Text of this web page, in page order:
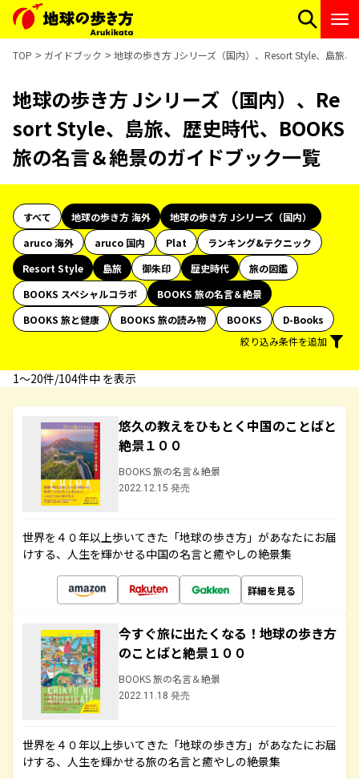
TOP ガイドブック 地球の歩き方 Jシリーズ（国内）、Resort Style、島旅
地球の歩き方 Jシリーズ（国内）、Re
sort Style、島旅、歴史時代、BOOKS
旅の名言＆絶景のガイドブック一覧
すべて 地球の歩き方 海外
地球の歩き方 Jシリーズ（国内）
aruco 海外
aruco 国内 Plat
ランキング&テクニック
Resort Style
島旅 御朱印 歴史時代
旅の図鑑
BOOKS スペシャルコラボ
BOOKS 旅の名言＆絶景
BOOKS 旅と健康
BOOKS 旅の読み物 BOOKS
D-Books
絞り込み条件を追加
1〜20件/104件中 を表示
悠久の教えをひもとく中国のことばと
絶景１００
BOOKS 旅の名言＆絶景
2022.12.15 発売
世界を４０年以上歩いてきた「地球の歩き方」があなたにお届
けする、人生を輝かせる中国の名言と癒やしの絶景集
詳細を見る
今すぐ旅に出たくなる！地球の歩き方
のことばと絶景１００
BOOKS 旅の名言＆絶景
2022.11.18 発売
世界を４０年以上歩いてきた「地球の歩き方」があなたにお届
けする、人生を輝かせる旅の名言と癒やしの絶景集